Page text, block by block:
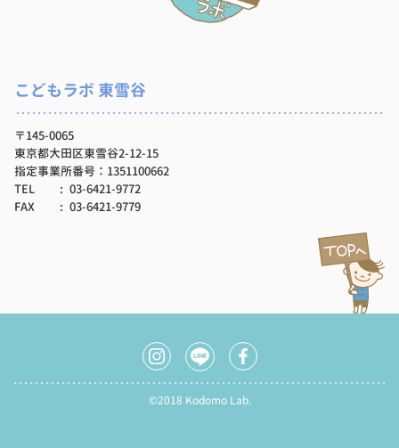
こどもラボ 東雪谷
〒145-0065
東京都大田区東雪谷2-12-15
指定事業所番号：1351100662
TEL
03-6421-9772
FAX
03-6421-9779
©2018 Kodomo Lab.